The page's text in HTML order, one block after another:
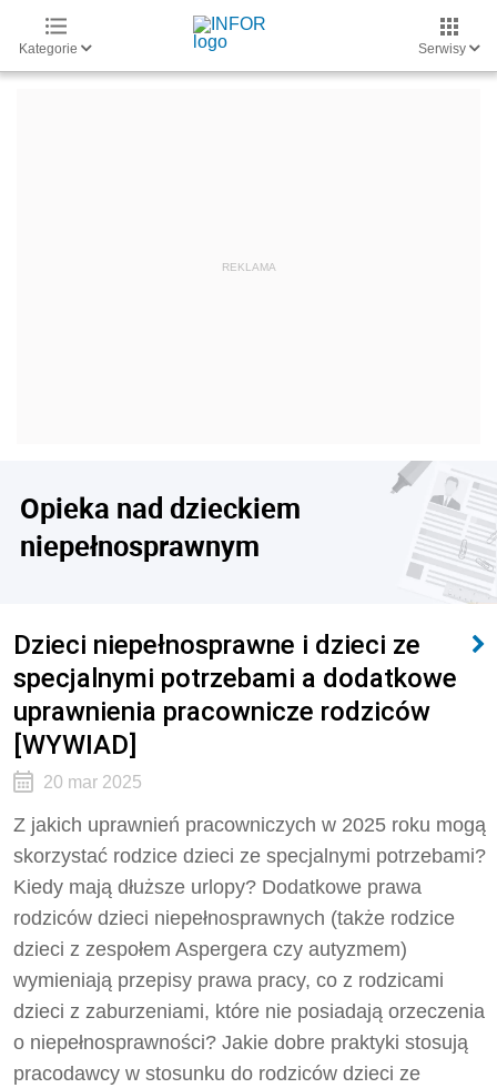
Kategorie Serwisy
Opieka nad dzieckiem
niepełnosprawnym
Dzieci niepełnosprawne i dzieci ze
specjalnymi potrzebami a dodatkowe
uprawnienia pracownicze rodziców
[WYWIAD]
20 mar 2025
Z jakich uprawnień pracowniczych w 2025 roku mogą
skorzystać rodzice dzieci ze specjalnymi potrzebami?
Kiedy mają dłuższe urlopy? Dodatkowe prawa
rodziców dzieci niepełnosprawnych (także rodzice
dzieci z zespołem Aspergera czy autyzmem)
wymieniają przepisy prawa pracy, co z rodzicami
dzieci z zaburzeniami, które nie posiadają orzeczenia
o niepełnosprawności? Jakie dobre praktyki stosują
pracodawcy w stosunku do rodziców dzieci ze